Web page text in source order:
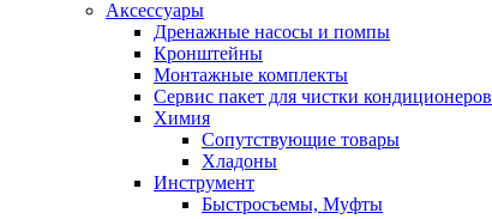
Аксессуары
Дренажные насосы и помпы
Кронштейны
Монтажные комплекты
Сервис пакет для чистки кондиционеров
Химия
Сопутствующие товары
Хладоны
Инструмент
Быстросъемы, Муфты